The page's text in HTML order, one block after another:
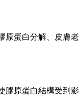
原蛋白分解、皮膚老
膠原蛋白結構受到影